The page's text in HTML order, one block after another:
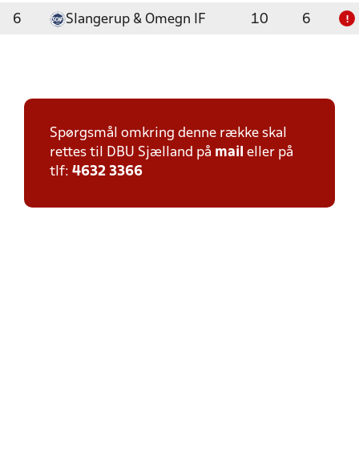
6 Slangerup & Omegn IF 10 6 !
Spørgsmål omkring denne række skal
rettes til DBU Sjælland på mail eller på
tlf: 4632 3366